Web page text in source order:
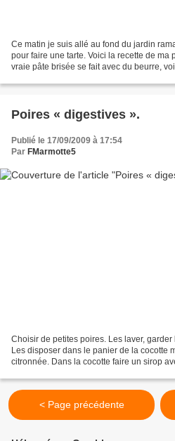
Ce matin je suis allé au fond du jardin
pour faire une tarte. Voici la recette de ma
vraie pâte brisée se fait avec du beurre,
Poires « digestives ».
Publié le 17/09/2009 à 17:54
Par FMarmotte5
Choisir de petites poires. Les laver,
Les disposer dans le panier de la cocotte
citronnée. Dans la cocotte faire un sirop
< Page précédente